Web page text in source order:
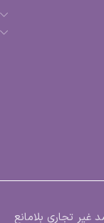
غیر تجاری بلامانع